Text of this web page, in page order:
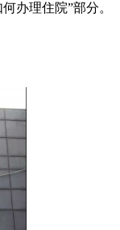
办理住院”部分。